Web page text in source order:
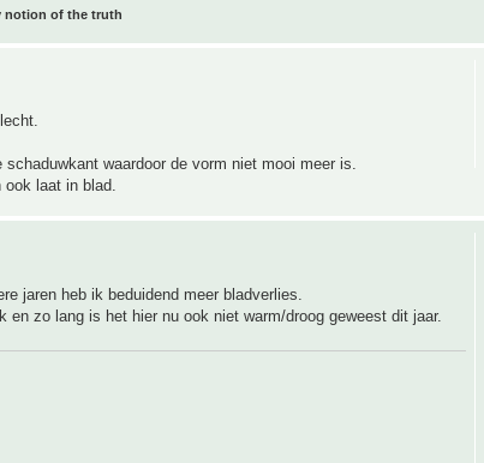
notion of the truth
waardoor de vorm niet mooi meer is.
ook laat in blad.
jaren heb ik beduidend meer bladverlies.
en zo lang is het hier nu ook niet warm/droog geweest dit jaar.